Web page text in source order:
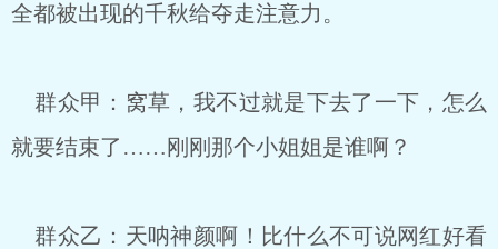
全都被出现的千秋给夺走注意力。
群众甲：窝草，我不过就是下去了一下，怎么
就要结束了……刚刚那个小姐姐是谁啊？
群众乙：天呐神颜啊！比什么不可说网红好看